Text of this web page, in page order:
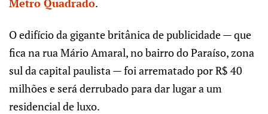
Metro Quadrado.
O edifício da gigante britânica de publicidade — que
fica na rua Mário Amaral, no bairro do Paraíso, zona
sul da capital paulista — foi arrematado por R$ 40
milhões e será derrubado para dar lugar a um
residencial de luxo.